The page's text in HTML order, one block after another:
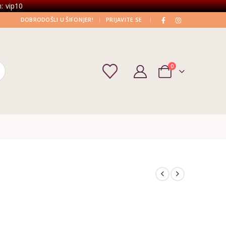
vip10
DOBRODOŠLI U ŠIFONJER! | PRIJAVITE SE |
0